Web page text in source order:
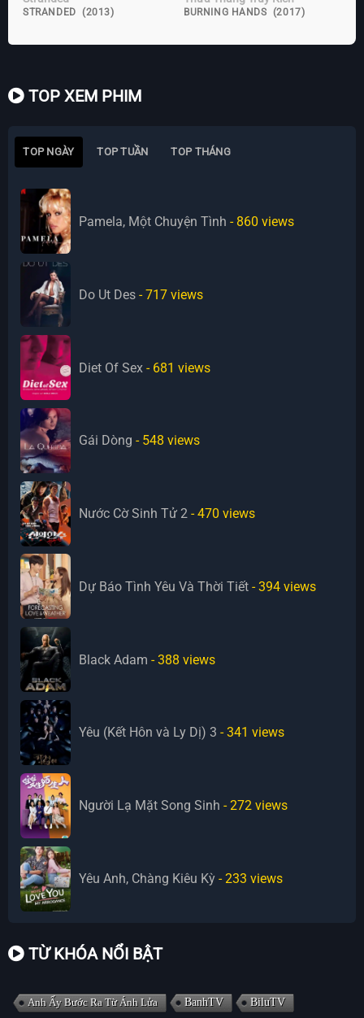
STRANDED (2013) BURNING HANDS (2017)
TOP XEM PHIM
TOP NGÀY TOP TUẦN TOP THÁNG
Pamela, Một Chuyện Tình - 860 views
Do Ut Des - 717 views
Diet Of Sex - 681 views
Gái Dòng - 548 views
Nước Cờ Sinh Tử 2 - 470 views
Dự Báo Tình Yêu Và Thời Tiết - 394 views
Black Adam - 388 views
Yêu (Kết Hôn và Ly Dị) 3 - 341 views
Người Lạ Mặt Song Sinh - 272 views
Yêu Anh, Chàng Kiêu Kỳ - 233 views
TỪ KHÓA NỔI BẬT
Anh Ấy Bước Ra Từ Ánh Lửa BanhTV BiluTV